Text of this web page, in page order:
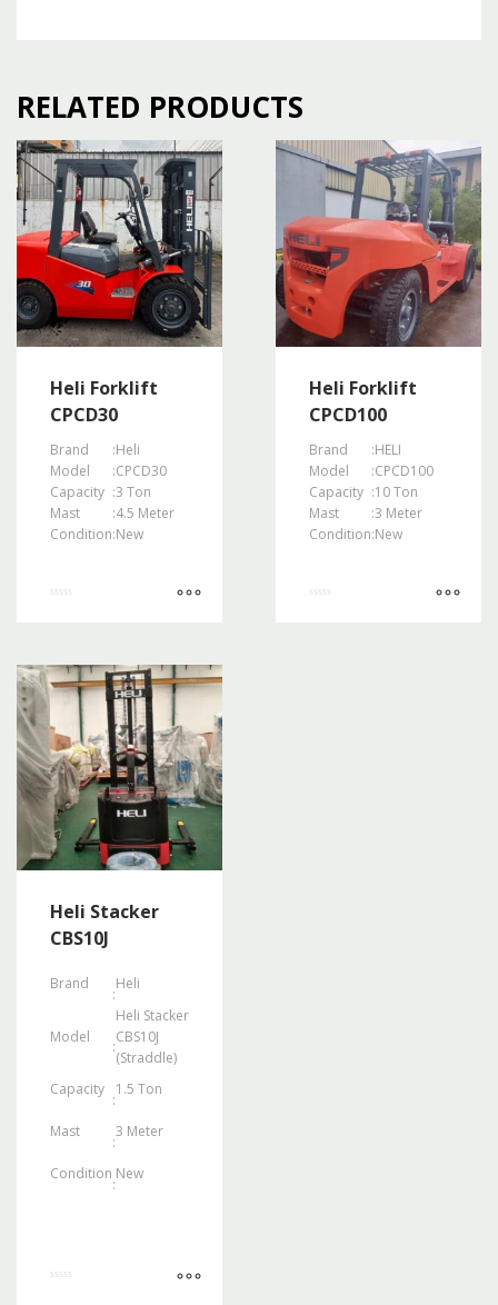
RELATED PRODUCTS
Heli Forklift
CPCD30
Brand :Heli
Model
:CPCD30
Capacity :3 Ton
Mast
:4.5 Meter
Condition:New
Heli Forklift
CPCD100
Brand :HELI
Model
:CPCD100
Capacity :10 Ton
Mast
:3 Meter
Condition:New
Heli Stacker
CBS10J
Brand
:
Heli
Model
:
Heli Stacker
CBS10J
(Straddle)
Capacity
:
1.5 Ton
Mast
:
3 Meter
Condition
:
New